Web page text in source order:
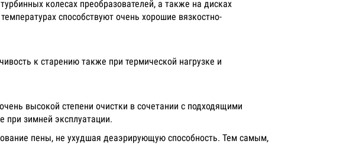
колесах преобразователей, а также на дисках
способствуют очень хорошие вязкостно-
к старению также при термической нагрузке и
высокой степени очистки в сочетании с подходящими
при зимней эксплуатации.
пены, не ухудшая деаэрирующую способность. Тем самым,